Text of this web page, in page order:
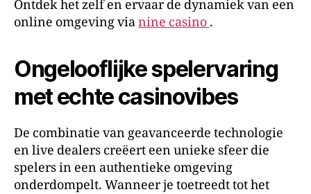
Ontdek het zelf en ervaar de dynamiek van een
online omgeving vianine casino .
Ongelooflijke spelervaring
met echte casinovibes
De combinatie van geavanceerde technologie
en live dealers creëert een unieke sfeer die
spelers in een authentieke omgeving
onderdompelt. Wanneer je toetreedt tot het